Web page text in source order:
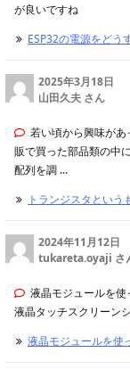
が良いですね
ESP32の電源をどう
2025年3月18日
山田久夫 さん
若い頃から興味が
販で買った部品類の中
配列を調 ...
トランジスタという
2024年11月12日
tukareta.oyaji さ
液晶モジュールを
液晶タッチスクリーン
液晶モジュールを使